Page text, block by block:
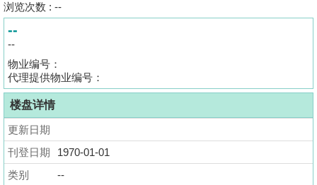
搵
成
交
业
主
放
盘
浏览次数 : --
--
--
物业编号：
代理提供物业编号：
楼盘详情
更新日期
刊登日期
1970-01-01
类别
--